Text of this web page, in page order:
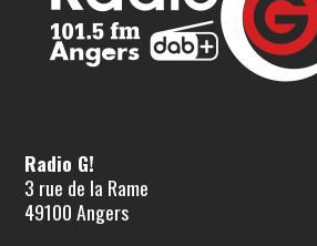
Radio G!
3 rue de la Rame
49100 Angers